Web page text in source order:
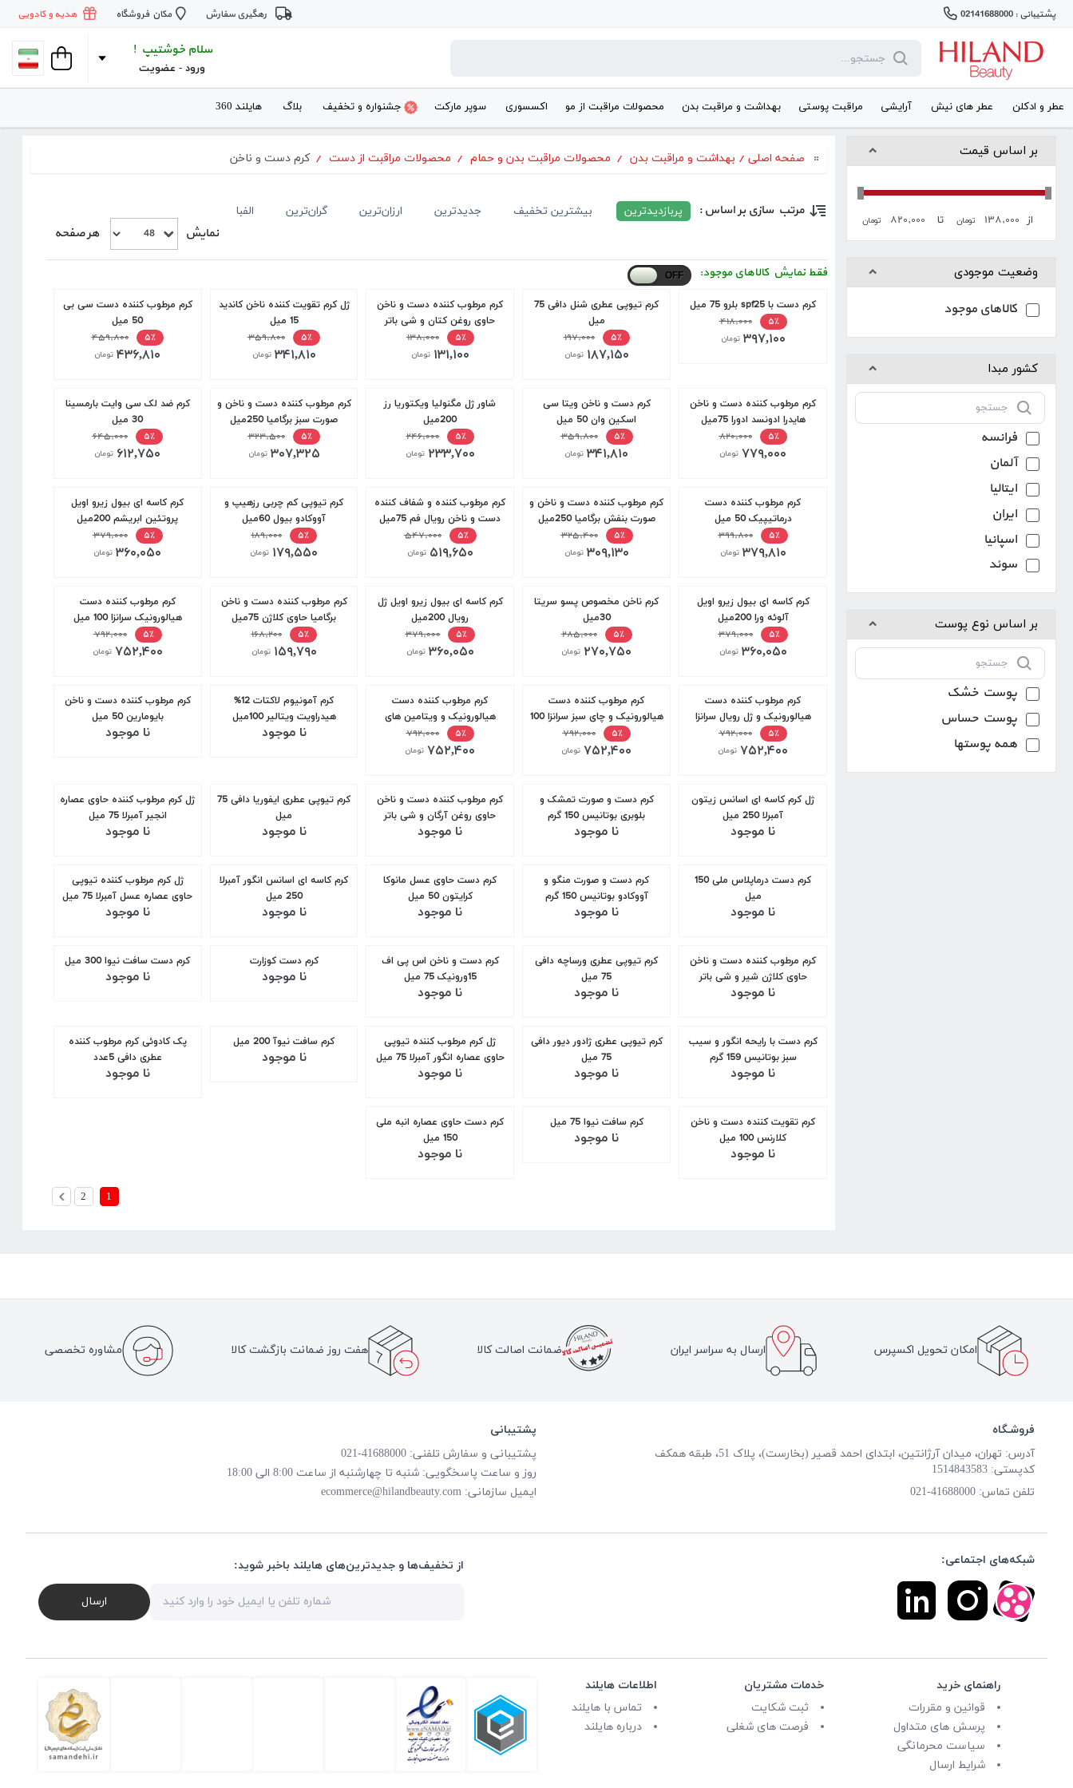
پشتیبانی : 02141688000 رهگیری سفارش مکان فروشگاه هدیه و کادویی
سلام خوشتیپ !
ورود - عضویت
عطر و ادکلن عطر های نیش آرایشی مراقبت پوستی بهداشت و مراقبت بدن محصولات مراقبت از مو اکسسوری سوپر مارکت جشنواره و تخفیف بلاگ هایلند 360
بر اساس قیمت
از ۱۳۸,۰۰۰ تومان تا ۸۲۰,۰۰۰ تومان
وضعیت موجودی
کالاهای موجود
کشور مبدا
فرانسه
آلمان
ایتالیا
ایران
اسپانیا
سوئد
بر اساس نوع پوست
پوست خشک
پوست حساس
همه پوستها
صفحه اصلی / بهداشت و مراقبت بدن / محصولات مراقبت بدن و حمام / محصولات مراقبت از دست / کرم دست و ناخن
مرتب سازی بر اساس : پربازدیدترین بیشترین تخفیف جدیدترین ارزان‌ترین گران‌ترین الفبا
نمایش هر صفحه
فقط نمایش کالاهای موجود:
کرم دست با spf25 بلرو 75 میل
۵٪
۴۱۸,۰۰۰
۳۹۷,۱۰۰ تومان
کرم تیوپی عطری شنل دافی 75
میل
۵٪
۱۹۷,۰۰۰
۱۸۷,۱۵۰ تومان
کرم مرطوب کننده دست و ناخن
حاوی روغن کتان و شی باتر
برگامیا 75 میل
۵٪ ۱۳۸,۰۰۰
۱۳۱,۱۰۰ تومان
ژل کرم تقویت کننده ناخن کاندید
15 میل
۵٪
۳۵۹,۸۰۰
۳۴۱,۸۱۰ تومان
کرم مرطوب کننده دست سی بی
50 میل
۵٪
۴۵۹,۸۰۰
۴۳۶,۸۱۰ تومان
کرم مرطوب کننده دست و ناخن
هایدرا ادونسد ادورا 75میل
۵٪
۸۲۰,۰۰۰
۷۷۹,۰۰۰ تومان
کرم دست و ناخن ویتا سی
اسکین وان 50 میل
۵٪
۳۵۹,۸۰۰
۳۴۱,۸۱۰ تومان
شاور ژل مگنولیا ویکتوریا رز
200میل
۵٪
۲۴۶,۰۰۰
۲۳۳,۷۰۰ تومان
کرم مرطوب کننده دست و ناخن و
صورت سبز برگامیا 250میل
۵٪
۳۲۳,۵۰۰
۳۰۷,۳۲۵ تومان
کرم ضد لک سی وایت بارمسینا
30 میل
۵٪
۶۴۵,۰۰۰
۶۱۲,۷۵۰ تومان
کرم مرطوب کننده دست
درماتیپیک 50 میل
۵٪
۳۹۹,۸۰۰
۳۷۹,۸۱۰ تومان
کرم مرطوب کننده دست و ناخن و
صورت بنفش برگامیا 250میل
۵٪
۳۲۵,۴۰۰
۳۰۹,۱۳۰ تومان
کرم مرطوب کننده و شفاف کننده
دست و ناخن رویال فم 75میل
۵٪
۵۴۷,۰۰۰
۵۱۹,۶۵۰ تومان
کرم تیوپی کم چربی رزهیپ و
آووکادو بیول 60میل
۵٪
۱۸۹,۰۰۰
۱۷۹,۵۵۰ تومان
کرم کاسه ای بیول زیرو اویل
پروتئین ابریشم 200میل
۵٪
۳۷۹,۰۰۰
۳۶۰,۰۵۰ تومان
کرم کاسه ای بیول زیرو اویل
آلوئه ورا 200میل
۵٪
۳۷۹,۰۰۰
۳۶۰,۰۵۰ تومان
کرم ناخن مخصوص پسو سریتا
30میل
۵٪
۲۸۵,۰۰۰
۲۷۰,۷۵۰ تومان
کرم کاسه ای بیول زیرو اویل ژل
رویال 200میل
۵٪
۳۷۹,۰۰۰
۳۶۰,۰۵۰ تومان
کرم مرطوب کننده دست و ناخن
برگامیا حاوی کلاژن 75میل
۵٪
۱۶۸,۲۰۰
۱۵۹,۷۹۰ تومان
کرم مرطوب کننده دست
هیالورونیک سرانزا 100 میل
۵٪
۷۹۲,۰۰۰
۷۵۲,۴۰۰ تومان
کرم مرطوب کننده دست
هیالورونیک و ژل رویال سرانزا
100میل۵٪ ۷۹۲,۰۰۰
۷۵۲,۴۰۰ تومان
کرم مرطوب کننده دست
هیالورونیک و چای سبز سرانزا 100
میل ۵٪ ۷۹۲,۰۰۰
۷۵۲,۴۰۰ تومان
کرم مرطوب کننده دست
هیالورونیک و ویتامین های
A,B,C,E سرانزا حجم 100 میل ۵٪ ۷۹۲,۰۰۰
۷۵۲,۴۰۰ تومان
کرم آمونیوم لاکتات 12%
هیدراویت ویتالیر 100میل
نا موجود
کرم مرطوب کننده دست و ناخن
بایومارین 50 میل
نا موجود
ژل کرم کاسه ای اسانس زیتون
آمبرلا 250 میل
نا موجود
کرم دست و صورت تمشک و
بلوبری بوتانیس 150 گرم
نا موجود
کرم مرطوب کننده دست و ناخن
حاوی روغن آرگان و شی باتر
برگامیا 75 میل
نا موجود
کرم تیوپی عطری ایفوریا دافی 75
میل
نا موجود
ژل کرم مرطوب کننده حاوی عصاره
انجیر آمبرلا 75 میل
نا موجود
کرم دست درماپلاس ملی 150
میل
نا موجود
کرم دست و صورت منگو و
آووکادو بوتانیس 150 گرم
نا موجود
کرم دست حاوی عسل مانوکا
کرایتون 50 میل
نا موجود
کرم کاسه ای اسانس انگور آمبرلا
250 میل
نا موجود
ژل کرم مرطوب کننده تیوپی
حاوی عصاره عسل آمبرلا 75 میل
نا موجود
کرم مرطوب کننده دست و ناخن
حاوی کلاژن شیر و شی باتر
برگامیا 75میل
نا موجود
کرم تیوپی عطری ورساچه دافی
75 میل
نا موجود
کرم دست و ناخن اس پی اف
15ورونیک 75 میل
نا موجود
کرم دست کوزارت
نا موجود
کرم دست سافت نیوا 300 میل
نا موجود
کرم دست با رایحه انگور و سیب
سبز بوتانیس 159 گرم
نا موجود
کرم تیوپی عطری ژادور دیور دافی
75 میل
نا موجود
ژل کرم مرطوب کننده تیوپی
حاوی عصاره انگور آمبرلا 75 میل
نا موجود
کرم سافت نیوآ 200 میل
نا موجود
پک کادوئی کرم مرطوب کننده
عطری دافی 5عدد
نا موجود
کرم تقویت کننده دست و ناخن
کلارنس 100 میل
نا موجود
کرم سافت نیوا 75 میل
نا موجود
کرم دست حاوی عصاره انبه ملی
150 میل
نا موجود
1
2
امکان تحویل اکسپرس ارسال به سراسر ایران ضمانت اصالت کالا هفت روز ضمانت بازگشت کالا مشاوره تخصصی
فروشـگاه
آدرس: تهران، میدان آرژانتین، ابتدای احمد قصیر (بخارست)، پلاک 51، طبقه همکف
کدپستی: 1514843583
تلفن تماس: 41688000-021
پشتیبانی
پشتیبانی و سفارش تلفنی: 41688000-021
روز و ساعت پاسخگویی: شنبه تا چهارشنبه از ساعت 8:00 الی 18:00
ایمیل سازمانی: ecommerce@hilandbeauty.com
شبکه‌های اجتماعی: از تخفیف‌ها و جدیدترین‌های هایلند باخبر شوید:
ارسال
راهنمای خرید
قوانین و مقررات
پرسش های متداول
سیاست محرمانگی
شرایط ارسال
خدمات مشتریان
ثبت شکایت
فرصت های شغلی
اطلاعات هایلند
تماس با هایلند
درباره هایلند